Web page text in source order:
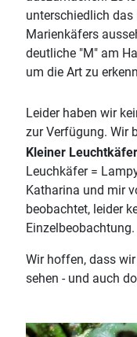
unterschiedlich
Marienkäfers
deutliche "M" am
um die Art zu
Leider haben wir
zur Verfügung. Wir
Kleiner Leuchtkäfer
Leuchkäfer =
Katharina und mir
beobachtet, leider
Einzelbeobachtung.
Wir hoffen, dass
sehen - und auch